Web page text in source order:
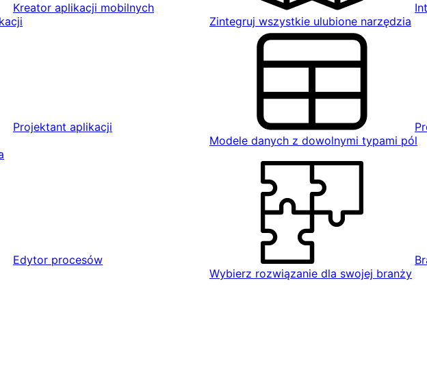
Kreator aplikacji mobilnych
Zintegruj wszystkie ulubione narzędzia
Projektant aplikacji
Modele danych z dowolnymi typami pól
Edytor procesów
Wybierz rozwiązanie dla swojej branży